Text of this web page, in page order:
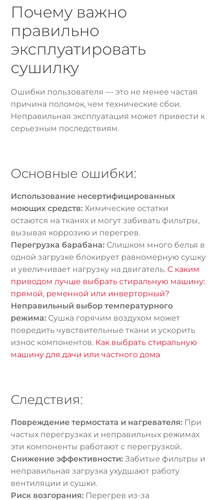
Почему важно
правильно
эксплуатировать
сушилку
Ошибки пользователя — это не менее частая
причина поломок, чем технические сбои.
Неправильная эксплуатация может привести к
серьезным последствиям.
Основные ошибки:
Использование несертифицированных
моющих средств: Химические остатки
остаются на тканях и могут забивать фильтры,
вызывая коррозию и перегрев.
Перегрузка барабана: Слишком много белья в
одной загрузке блокирует равномерную сушку
и увеличивает нагрузку на двигатель. С каким
приводом лучше выбрать стиральную машину:
прямой, ременной или инверторный?
Неправильный выбор температурного
режима: Сушка горячим воздухом может
повредить чувствительные ткани и ускорить
износ компонентов. Как выбрать стиральную
машину для дачи или частного дома
Следствия:
Повреждение термостата и нагревателя: При
частых перегрузках и неправильных режимах
эти компоненты работают с перегрузкой.
Снижение эффективности: Забитые фильтры и
неправильная загрузка ухудшают работу
вентиляции и сушки.
Риск возгорания: Перегрев из-за